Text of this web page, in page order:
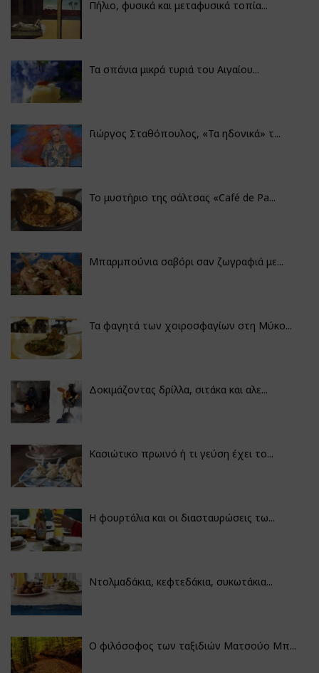
Πήλιο, φυσικά και μεταφυσικά τοπία...
Τα σπάνια μικρά τυριά του Αιγαίου...
Γιώργος Σταθόπουλος, «Τα ηδονικά» τ...
Το μυστήριο της σάλτσας «Café de Pa...
Μπαρμπούνια σαβόρι σαν ζωγραφιά με...
Τα φαγητά των χοιροσφαγίων στη Μύκο...
Δοκιμάζοντας δρίλλα, σιτάκα και αλε...
Κασιώτικο πρωινό ή τι γεύση έχει το...
Η φουρτάλια και οι διασταυρώσεις τω...
Ντολμαδάκια, κεφτεδάκια, συκωτάκια...
Ο φιλόσοφος των ταξιδιών Ματσούο Μπ...